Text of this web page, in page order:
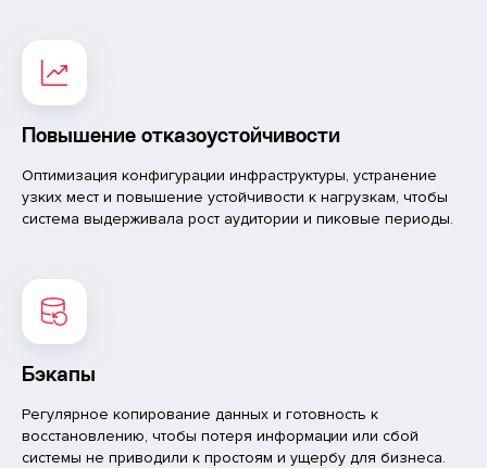
Повышение отказоустойчивости
Оптимизация конфигурации инфраструктуры, устранение
узких мест и повышение устойчивости к нагрузкам, чтобы
система выдерживала рост аудитории и пиковые периоды.
Бэкапы
Регулярное копирование данных и готовность к
восстановлению, чтобы потеря информации или сбой
системы не приводили к простоям и ущербу для бизнеса.